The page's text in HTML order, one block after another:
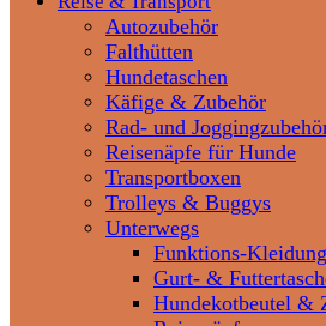
Autozubehör
Falthütten
Hundetaschen
Käfige & Zubehör
Rad- und
Reisenäpfe für Hunde
Transportboxen
Trolleys & Buggys
Unterwegs
Funktions-Kleidung
Gurt- &
Hundekotbeutel &